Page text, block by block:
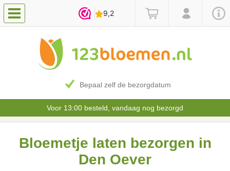
Bepaal zelf de bezorgdatum
Voor 13:00 besteld, vandaag nog bezorgd
Bloemetje laten bezorgen in
Den Oever